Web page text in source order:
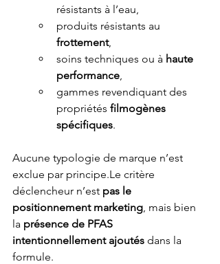
résistants à l’eau,
produits résistants au
frottement,
soins techniques ou à haute
performance,
gammes revendiquant des
propriétés filmogènes
spécifiques.
Aucune typologie de marque n’est
exclue par principe.Le critère
déclencheur n’est pas le
positionnement marketing, mais bien
la présence de PFAS
intentionnellement ajoutés dans la
formule.